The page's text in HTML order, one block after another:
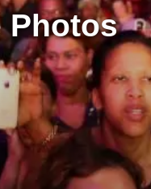
Photos